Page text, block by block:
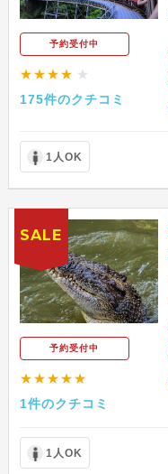
予約受付中
★★★★ ★
175件のクチコミ
1人OK
予約受付中
★★★★★
1件のクチコミ
1人OK
SALE